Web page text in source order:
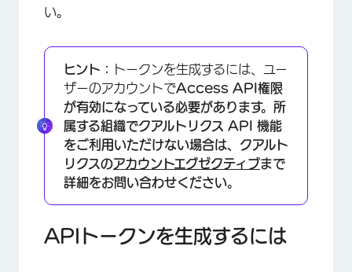
い。
ヒント：
トークンを生成するには、ユー
ザーのアカウントでAccess API権限
が有効になっている必要があります。所
属する組織でクアルトリクス API 機能
をご利用いただけない場合は、クアルト
リクスのアカウントエグゼクティブまで
詳細をお問い合わせください。
APIトークンを生成するには